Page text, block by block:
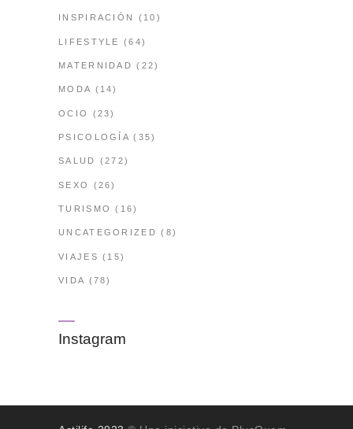
INSPIRACIÓN (10)
LIFESTYLE (64)
MATERNIDAD (22)
MODA (14)
OCIO (23)
PSICOLOGÍA (35)
SALUD (272)
SEXO (26)
TURISMO (16)
UNCATEGORIZED (8)
VIAJES (15)
VIDA (78)
Instagram